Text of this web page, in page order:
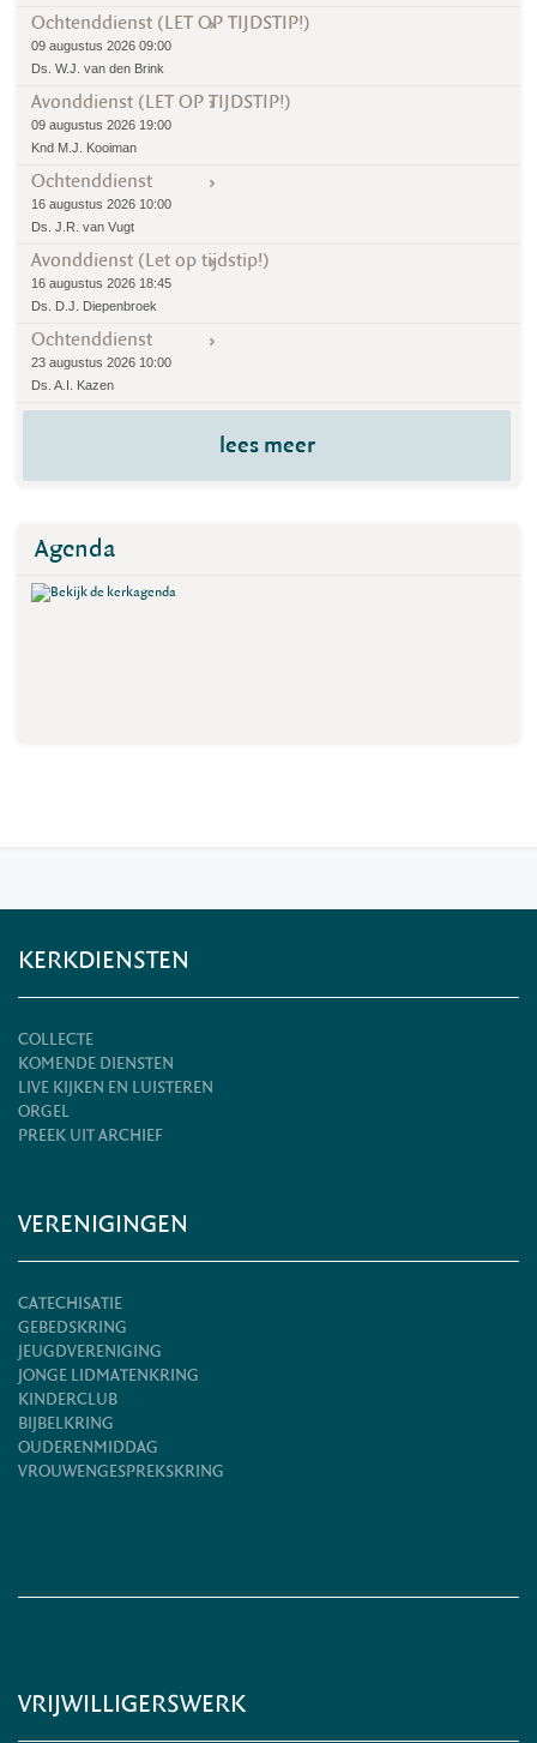
Ochtenddienst (LET OP TIJDSTIP!)
09 augustus 2026 09:00
Ds. W.J. van den Brink
Avonddienst (LET OP TIJDSTIP!)
09 augustus 2026 19:00
Knd M.J. Kooiman
Ochtenddienst
16 augustus 2026 10:00
Ds. J.R. van Vugt
Avonddienst (Let op tijdstip!)
16 augustus 2026 18:45
Ds. D.J. Diepenbroek
Ochtenddienst
23 augustus 2026 10:00
Ds. A.I. Kazen
lees meer
Agenda
KERKDIENSTEN
COLLECTE
KOMENDE DIENSTEN
LIVE KIJKEN EN LUISTEREN
ORGEL
PREEK UIT ARCHIEF
VERENIGINGEN
CATECHISATIE
GEBEDSKRING
JEUGDVERENIGING
JONGE LIDMATENKRING
KINDERCLUB
BIJBELKRING
OUDERENMIDDAG
VROUWENGESPREKSKRING
VRIJWILLIGERSWERK